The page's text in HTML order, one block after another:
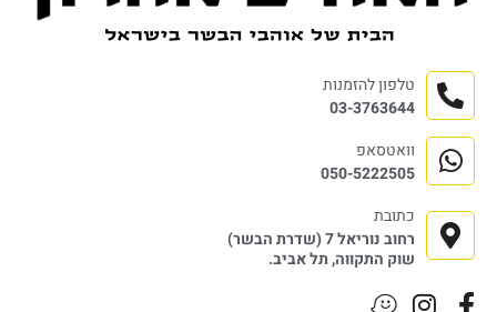
טלפון להזמנות
03-3763644
וואטסאפ
050-5222505
כתובת
רחוב נוריאל 7 (שדרת הבשר)
שוק התקווה, תל אביב.